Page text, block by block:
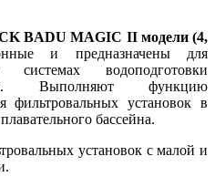
BADU MAGIC II модели (4,
и предназначены для
водоподготовки
Выполняют функцию
фильтровальных установок в
бассейна.
установок с малой и